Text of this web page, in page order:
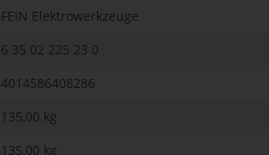
FEIN Elektrowerkzeuge
6 35 02 225 23 0
4014586408286
135,00 kg
135,00 kg